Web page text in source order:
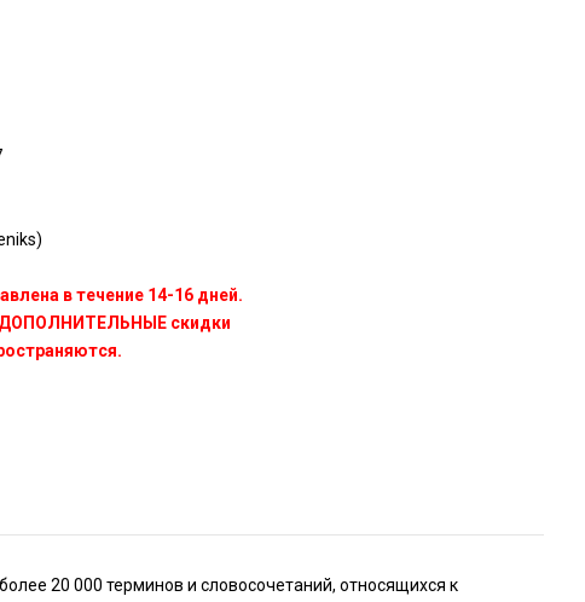
в течение 14-16 дней.
ДОПОЛНИТЕЛЬНЫЕ скидки
20 000 терминов и словосочетаний, относящихся к